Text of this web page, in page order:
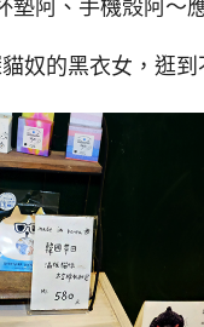
墊阿、手機殼阿～
奴的黑衣女，逛到